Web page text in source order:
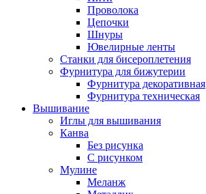
Проволока
Цепочки
Шнуры
Ювелирные ленты
Станки для бисероплетения
Фурнитура для бижутерии
Фурнитура декоративная
Фурнитура техническая
Вышивание
Иглы для вышивания
Канва
Без рисунка
С рисунком
Мулине
Меланж